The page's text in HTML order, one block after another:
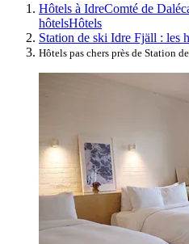
Hôtels à IdreComté de
hôtelsHôtels
Station de ski Idre Fjäll : les
Hôtels pas chers près de Station